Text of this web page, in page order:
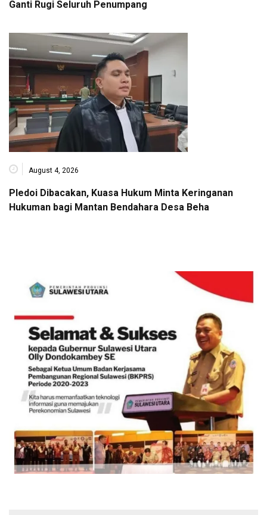
Ganti Rugi Seluruh Penumpang
August 4, 2026
Pledoi Dibacakan, Kuasa Hukum Minta Keringanan
Hukuman bagi Mantan Bendahara Desa Beha